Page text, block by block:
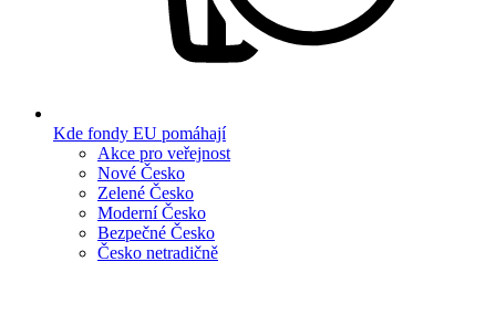
Kde fondy EU pomáhají
Akce pro veřejnost
Nové Česko
Zelené Česko
Moderní Česko
Bezpečné Česko
Česko netradičně